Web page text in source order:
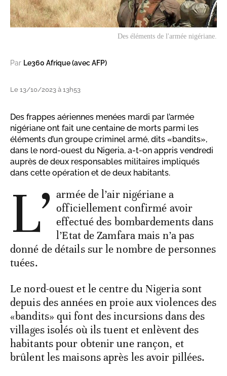
Des éléments de l'armée nigériane.
Par Le360 Afrique (avec AFP)
Le 13/10/2023 à 13h53
Des frappes aériennes menées mardi par l’armée
nigériane ont fait une centaine de morts parmi les
éléments d’un groupe criminel armé, dits «bandits»,
dans le nord-ouest du Nigeria, a-t-on appris vendredi
auprès de deux responsables militaires impliqués
dans cette opération et de deux habitants.
L’ armée de l’air nigériane a
officiellement confirmé avoir
effectué des bombardements dans
l’Etat de Zamfara mais n’a pas
donné de détails sur le nombre de personnes
tuées.
Le nord-ouest et le centre du Nigeria sont
depuis des années en proie aux violences des
«bandits» qui font des incursions dans des
villages isolés où ils tuent et enlèvent des
habitants pour obtenir une rançon, et
brûlent les maisons après les avoir pillées.